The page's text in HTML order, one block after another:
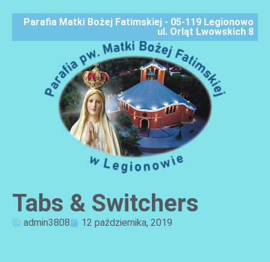
Parafia Matki Bożej Fatimskiej - 05-119 Legionowo
ul. Orląt Lwowskich 8
Tabs & Switchers
admin3808 12 października, 2019